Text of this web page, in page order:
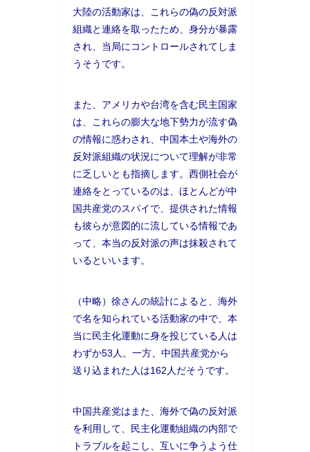
大陸の活動家は、これらの偽の反対派
組織と連絡を取ったため、身分が暴露
され、当局にコントロールされてしま
うそうです。
また、アメリカや台湾を含む民主国家
は、これらの膨大な地下勢力が流す偽
の情報に惑わされ、中国本土や海外の
反対派組織の状況について理解が非常
に乏しいとも指摘します。西側社会が
連絡をとっているのは、ほとんどが中
国共産党のスパイで、提供された情報
も彼らが意図的に流している情報であ
って、本当の反対派の声は抹殺されて
いるといいます。
（中略）徐さんの統計によると、海外
で名を知られている活動家の中で、本
当に民主化運動に身を投じている人は
わずか53人。一方、中国共産党から
送り込まれた人は162人だそうです。
中国共産党はまた、海外で偽の反対派
を利用して、民主化運動組織の内部で
トラブルを起こし、互いに争うよう仕